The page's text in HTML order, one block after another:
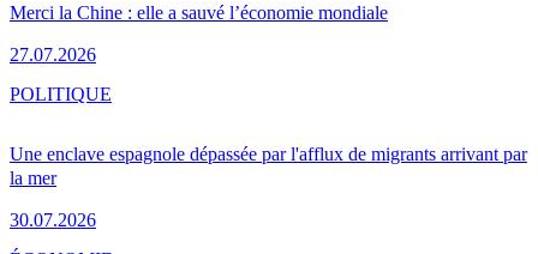
Merci la Chine : elle a sauvé l’économie mondiale
27.07.2026
Une enclave espagnole dépassée par l'afflux de migrants arrivant par
la mer
30.07.2026
POLITIQUE